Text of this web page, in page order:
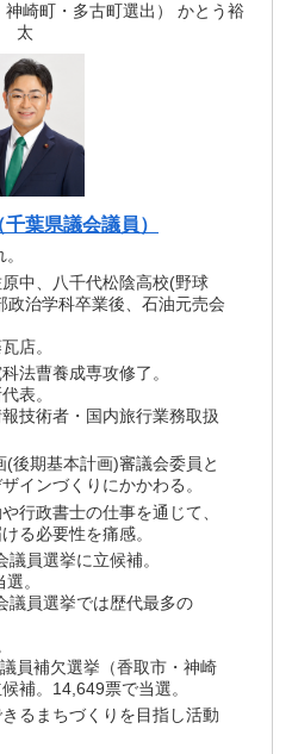
崎町・多古町選出） かとう裕
太
葉県議会議員）
中、八千代松陰高校(野球
政治学科卒業後、石油元売会
店。
法曹養成専攻修了。
表。
技術者・国内旅行業務取扱
後期基本計画)審議会委員と
インづくりにかかわる。
行政書士の仕事を通じて、
る必要性を痛感。
員選挙に立候補。
。
議員選挙では歴代最多の
員補欠選挙（香取市・神崎
補。14,649票で当選。
るまちづくりを目指し活動